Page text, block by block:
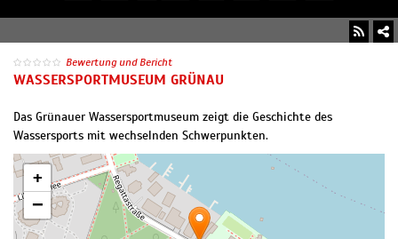
Bewertung und Bericht
WASSERSPORTMUSEUM GRÜNAU
Das Grünauer Wassersportmuseum zeigt die Geschichte des
Wassersports mit wechselnden Schwerpunkten.
+
−